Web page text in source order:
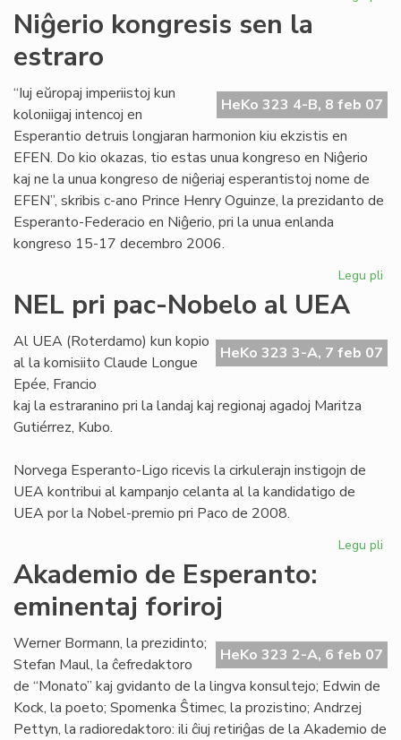
aŭ
Niĝerio kongresis sen la
estraro
HeKo 323 4-B, 8 feb 07
“Iuj eŭropaj imperiistoj kun
koloniigaj intencoj en
Esperantio detruis longjaran harmonion kiu ekzistis en
EFEN. Do kio okazas, tio estas unua kongreso en Niĝerio
kaj ne la unua kongreso de niĝeriaj esperantistoj nome de
EFEN”, skribis c-ano Prince Henry Oguinze, la prezidanto de
Esperanto-Federacio en Niĝerio, pri la unua enlanda
kongreso 15-17 decembro 2006.
Legu pli
NEL pri pac-Nobelo al UEA
HeKo 323 3-A, 7 feb 07
Al UEA (Roterdamo) kun kopio
al la komisiito Claude Longue
Epée, Francio
kaj la estraranino pri la landaj kaj regionaj agadoj Maritza
Gutiérrez, Kubo.
Norvega Esperanto-Ligo ricevis la cirkulerajn instigojn de
UEA kontribui al kampanjo celanta al la kandidatigo de
UEA por la Nobel-premio pri Paco de 2008.
Legu pli
al
Akademio de Esperanto:
eminentaj foriroj
HeKo 323 2-A, 6 feb 07
Werner Bormann, la prezidinto;
Stefan Maul, la ĉefredaktoro
de “Monato” kaj gvidanto de la lingva konsultejo; Edwin de
Kock, la poeto; Spomenka Ŝtimec, la prozistino; Andrzej
Pettyn, la radioredaktoro: ili ĉiuj retiriĝas de la Akademio de